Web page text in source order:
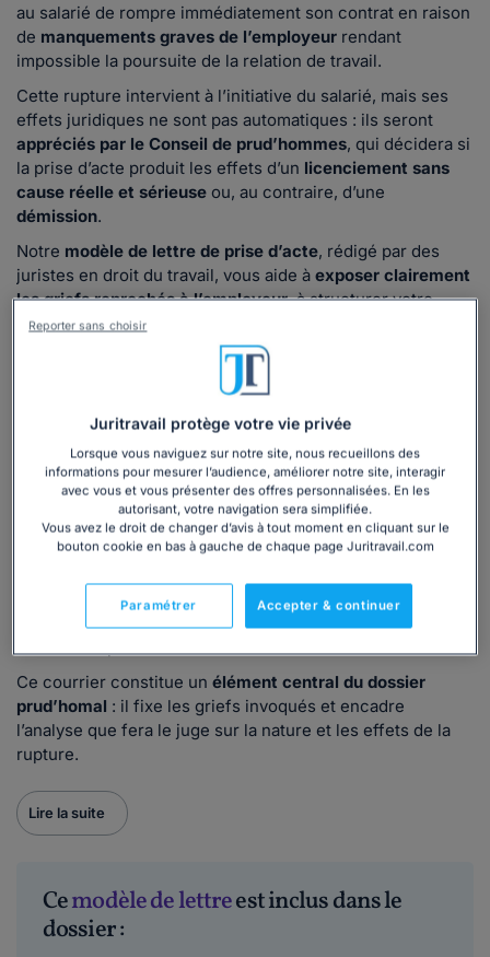
au salarié de rompre immédiatement son contrat en raison
de manquements graves de l’employeur rendant
impossible la poursuite de la relation de travail.
Cette rupture intervient à l’initiative du salarié, mais ses
effets juridiques ne sont pas automatiques : ils seront
appréciés par le Conseil de prud’hommes, qui décidera si
la prise d’acte produit les effets d’un licenciement sans
cause réelle et sérieuse ou, au contraire, d’une
démission.
Notre modèle de lettre de prise d’acte, rédigé par des
juristes en droit du travail, vous aide à exposer clairement
les griefs reprochés à l’employeur, à structurer votre
courrier et àsécuriser cette démarche à forts enjeux
Quand utiliser notre modèle de lettre de prise
Ce modèle est à utiliser lorsque vous êtes confronté à des
manquements graves de votre employeur, tels que des
salaires impayés, des faits de harcèlement, une
modification unilatérale du contrat ou une atteinte à votre
santé ou à votre sécurité.
, sans préavis. Elle doit être réservée aux
situations dans lesquelles la poursuite du contrat est
Ce courrier constitue un élément central du dossier
prud’homal : il fixe les griefs invoqués et encadre
l’analyse que fera le juge sur la nature et les effets de la
rupture.
Lire la suite
Cemodèle de lettreest inclus dans le
dossier :
Juritravail protège votre vie privée
Lorsque vous naviguez sur notre site, nous recueillons des
informations pour mesurer l’audience, améliorer notre site, interagir
avec vous et vous présenter des offres personnalisées. En les
autorisant, votre navigation sera simplifiée.
Vous avez le droit de changer d’avis à tout moment en cliquant sur le
bouton cookie en bas à gauche de chaque page Juritravail.com
Accepter & continuer
Paramétrer
Reporter sans choisir